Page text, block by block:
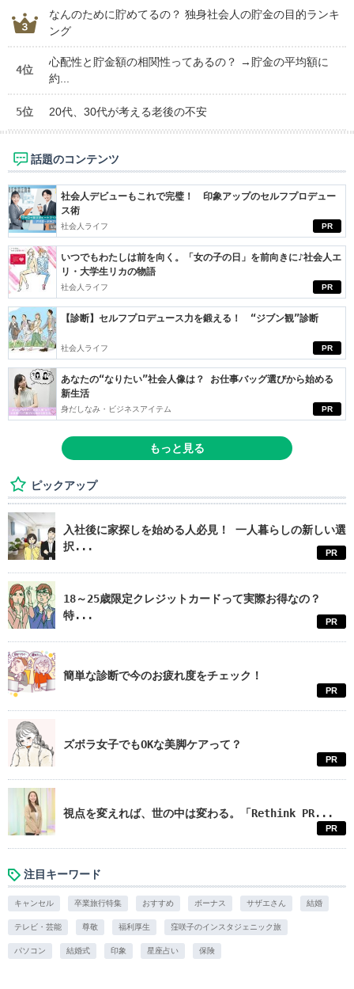
なんのために貯めてるの？ 独身社会人の貯金の目的ランキ
ング
4位
心配性と貯金額の相関性ってあるの？ →貯金の平均額に
約...
5位 20代、30代が考える老後の不安
話題のコンテンツ
PR
社会人デビューもこれで完璧！ 印象アップのセルフプロデュー
ス術
社会人ライフ
PR
いつでもわたしは前を向く。「女の子の日」を前向きに♪社会人エ
リ・大学生リカの物語
社会人ライフ
PR
【診断】セルフプロデュース力を鍛える！ “ジブン観”診断
社会人ライフ
PR
あなたの“なりたい”社会人像は？ お仕事バッグ選びから始める
新生活
身だしなみ・ビジネスアイテム
もっと見る
ピックアップ
入社後に家探しを始める人必見！ 一人暮らしの新しい選
択...
PR
18～25歳限定クレジットカードって実際お得なの？
特...
PR
簡単な診断で今のお疲れ度をチェック！
PR
ズボラ女子でもOKな美脚ケアって？
PR
視点を変えれば、世の中は変わる。「Rethink PR...
PR
注目キーワード
キャンセル 卒業旅行特集 おすすめ ボーナス サザエさん 結婚
テレビ・芸能 尊敬 福利厚生 窪咲子のインスタジェニック旅
パソコン 結婚式 印象 星座占い 保険